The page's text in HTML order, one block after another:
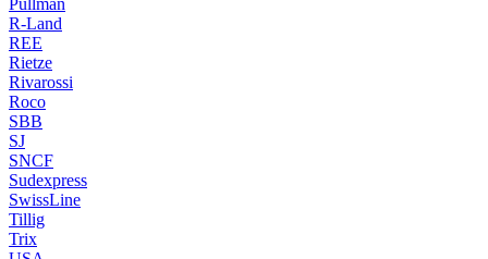
Pullman
R-Land
REE
Rietze
Rivarossi
Roco
SBB
SJ
SNCF
Sudexpress
SwissLine
Tillig
Trix